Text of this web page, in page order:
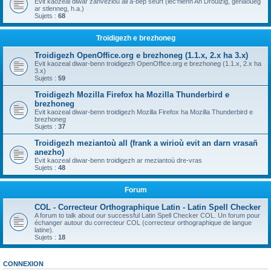
ar stlenneg, h.a.)
Sujets : 68
Troidigezh e brezhoneg
Troidigezh OpenOffice.org e brezhoneg (1.1.x, 2.x ha 3.x)
Evit kaozeal diwar-benn troidigezh OpenOffice.org e brezhoneg (1.1.x, 2.x ha
3.x)
Sujets : 59
Troidigezh Mozilla Firefox ha Mozilla Thunderbird e
brezhoneg
Evit kaozeal diwar-benn troidigezh Mozilla Firefox ha Mozilla Thunderbird e
brezhoneg
Sujets : 37
Troidigezh meziantoù all (frank a wirioù evit an darn vrasañ
anezho)
Evit kaozeal diwar-benn troidigezh ar meziantoù dre-vras
Sujets : 48
Forum
COL - Correcteur Orthographique Latin - Latin Spell Checker
A forum to talk about our successful Latin Spell Checker COL. Un forum pour
échanger autour du correcteur COL (correcteur orthographique de langue
latine).
Sujets : 18
CONNEXION